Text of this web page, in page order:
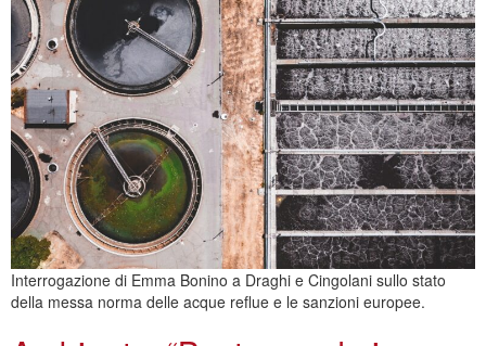
Interrogazione di Emma Bonino a Draghi e Cingolani sullo stato
della messa norma delle acque reflue e le sanzioni europee.